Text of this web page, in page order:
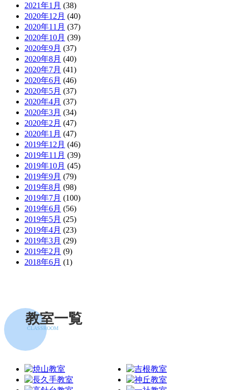
2021年1月 (38)
2020年12月 (40)
2020年11月 (37)
2020年10月 (39)
2020年9月 (37)
2020年8月 (40)
2020年7月 (41)
2020年6月 (46)
2020年5月 (37)
2020年4月 (37)
2020年3月 (34)
2020年2月 (47)
2020年1月 (47)
2019年12月 (46)
2019年11月 (39)
2019年10月 (45)
2019年9月 (79)
2019年8月 (98)
2019年7月 (100)
2019年6月 (56)
2019年5月 (25)
2019年4月 (23)
2019年3月 (29)
2019年2月 (9)
2018年6月 (1)
教室一覧
CLASSROOM